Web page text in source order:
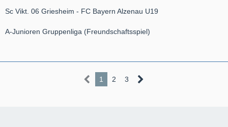
Sc Vikt. 06 Griesheim - FC Bayern Alzenau U19
A-Junioren Gruppenliga (Freundschaftsspiel)
1 2 3